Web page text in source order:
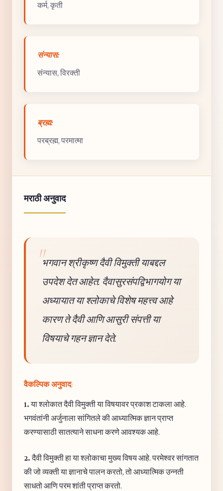
कर्म, कृती
संन्यास:
संन्यास, विरक्ती
ब्रह्म:
परब्रह्म, परमात्मा
मराठी अनुवाद
भगवान श्रीकृष्ण दैवी विमुक्ती याबद्दल
उपदेश देत आहेत. दैवासुरसंपद्विभागयोग या
अध्यायात या श्लोकाचे विशेष महत्त्व आहे
कारण ते दैवी आणि आसुरी संपत्ती या
विषयाचे गहन ज्ञान देते.
वैकल्पिक अनुवाद:
1.या श्लोकात दैवी विमुक्ती या विषयावर प्रकाश टाकला आहे.
भगवंतांनी अर्जुनाला सांगितले की आध्यात्मिक ज्ञान प्राप्त
करण्यासाठी सातत्याने साधना करणे आवश्यक आहे.
2.दैवी विमुक्ती हा या श्लोकाचा मुख्य विषय आहे. परमेश्वर सांगतात
की जो व्यक्ती या ज्ञानाचे पालन करतो, तो आध्यात्मिक उन्नती
साधतो आणि परम शांती प्राप्त करतो.